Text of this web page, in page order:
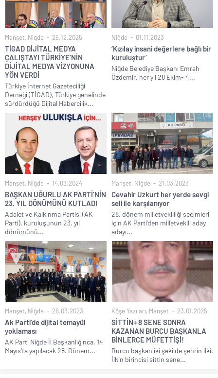
Manşet, Niğde 25.12.2025
TİGAD DİJİTAL MEDYA
ÇALIŞTAYI TÜRKİYE’NİN
DİJİTAL MEDYA VİZYONUNA
YÖN VERDİ
Türkiye İnternet Gazeteciliği
Derneği (TİGAD), Türkiye genelinde
sürdürdüğü Dijital Habercilik...
Niğde 01.11.2023
‘Kızılay insani değerlere bağlı bir
kuruluştur’
Niğde Belediye Başkanı Emrah
Özdemir, her yıl 28 Ekim- 4...
Manşet, Niğde 14.08.2024
BAŞKAN UĞURLU AK PARTİ’NİN
23. YIL DÖNÜMÜNÜ KUTLADI
Adalet ve Kalkınma Partisi (AK
Parti), kuruluşunun 23. yıl
dönümünü...
Manşet, Niğde 21.03.2023
Cevahir Uzkurt her yerde sevgi
seli ile karşılanıyor
28. dönem milletvekilliği seçimleri
için AK Parti’den milletvekili aday
adayı...
Manşet, Niğde 26.03.2023
Ak Parti’de dijital temayül
yoklaması
AK Parti Niğde İl Başkanlığınca, 14
Mayıs’ta yapılacak 28. Dönem...
Köşe Yazıları, Manşet 23.01.2025
SİTTİN+ 8 SENE SONRA
KAZANAN BURCU BAŞKANLA
BİNLERCE MÜFETTİŞİ!
Burcu başkan iki şekilde şehrin ilki.
İlkin birincisi sittin sene...